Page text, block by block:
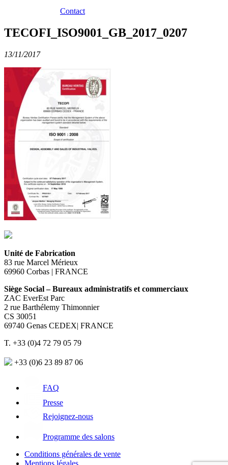
Contact
TECOFI_ISO9001_GB_2017_0207
13/11/2017
Unité de Fabrication
83 rue Marcel Mérieux
69960 Corbas | FRANCE
Siège Social – Bureaux administratifs et commerciaux
ZAC EverEst Parc
2 rue Barthélemy Thimonnier
CS 30051
69740 Genas CEDEX| FRANCE
T. +33 (0)4 72 79 05 79
+33 (0)6 23 89 87 06
FAQ
Presse
Rejoignez-nous
Programme des salons
Conditions générales de vente
Mentions légales